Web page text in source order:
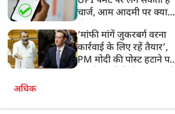
चार्ज, आम आदमी पर क्या
‘मांफी मांगें जुकरबर्ग वरना
कार्रवाई के लिए रहें तैयार’,
PM मोदी की पोस्ट हटाने पर
अधिक